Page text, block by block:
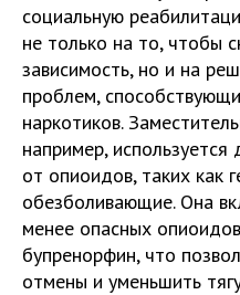
социальную
не только на то, чтобы
зависимость, но и на
проблем,
наркотиков.
например,
от опиоидов, таких как
обезболивающие. Она
менее опасных
бупренорфин, что
отмены и уменьшить